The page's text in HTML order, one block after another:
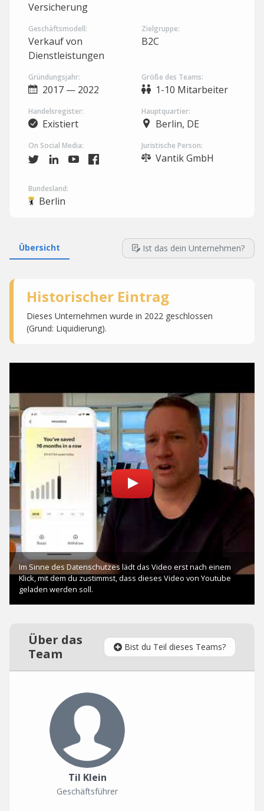
Versicherung
Geschäftsmodell:
Verkauf von
Dienstleistungen
Zielgruppe:
B2C
Gründungsjahr:
2017 — 2022
Größe des Teams:
1-10 Mitarbeiter
Handelsregister:
Existiert
Hauptquartier:
Berlin, DE
On Social Media: Juristische Person:
Vantik GmbH
Bundesland:
Berlin
Übersicht Ist das dein Unternehmen?
Historischer Eintrag
Dieses Unternehmen wurde in 2022 geschlossen
(Grund: Liquidierung).
Über das
Team
Bist du Teil dieses Teams?
Til Klein
Geschäftsführer